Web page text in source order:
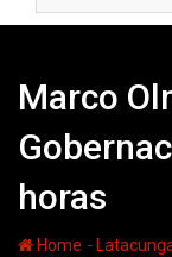
Marco
horas
Home -